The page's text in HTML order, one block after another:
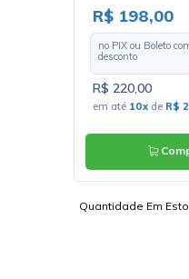
R$ 198,00
no PIX ou Boleto
desconto
R$ 220,00
em até 10xde R$
Quantidade Em